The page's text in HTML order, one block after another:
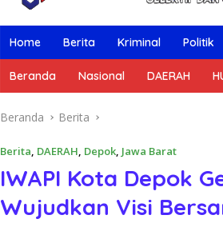
Home Berita Kriminal Politik
Beranda Nasional DAERAH
Beranda Berita
Berita, DAERAH, Depok, Jawa Barat
IWAPI Kota Depok
Wujudkan Visi